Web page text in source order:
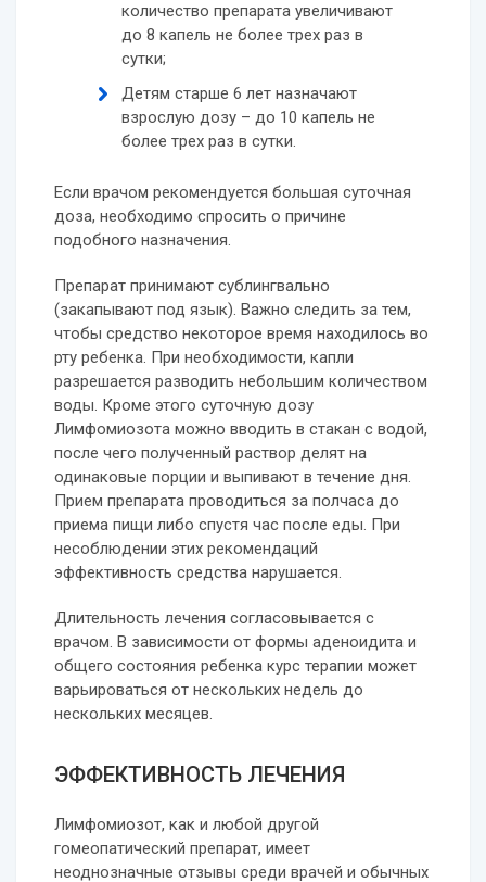
количество препарата увеличивают
до 8 капель не более трех раз в
сутки;
Детям старше 6 лет назначают
взрослую дозу – до 10 капель не
более трех раз в сутки.
Если врачом рекомендуется большая суточная
доза, необходимо спросить о причине
подобного назначения.
Препарат принимают сублингвально
(закапывают под язык). Важно следить за тем,
чтобы средство некоторое время находилось во
рту ребенка. При необходимости, капли
разрешается разводить небольшим количеством
воды. Кроме этого суточную дозу
Лимфомиозота можно вводить в стакан с водой,
после чего полученный раствор делят на
одинаковые порции и выпивают в течение дня.
Прием препарата проводиться за полчаса до
приема пищи либо спустя час после еды. При
несоблюдении этих рекомендаций
эффективность средства нарушается.
Длительность лечения согласовывается с
врачом. В зависимости от формы аденоидита и
общего состояния ребенка курс терапии может
варьироваться от нескольких недель до
нескольких месяцев.
ЭФФЕКТИВНОСТЬ ЛЕЧЕНИЯ
Лимфомиозот, как и любой другой
гомеопатический препарат, имеет
неоднозначные отзывы среди врачей и обычных